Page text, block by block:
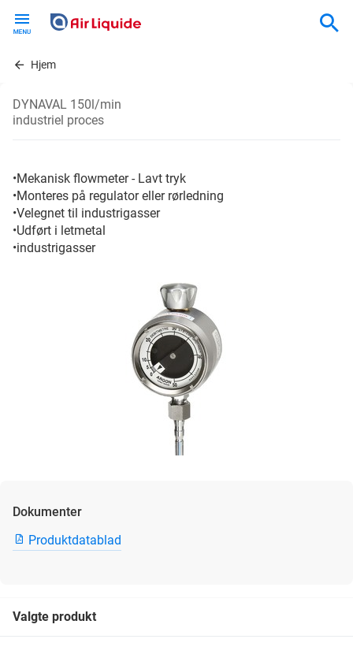
contentHjem
DYNAVAL 150l/min
industriel proces
•Mekanisk flowmeter - Lavt tryk
•Monteres på regulator eller rørledning
•Velegnet til industrigasser
•Udført i letmetal
•industrigasser
Dokumenter
Produktdatablad
Valgte produkt